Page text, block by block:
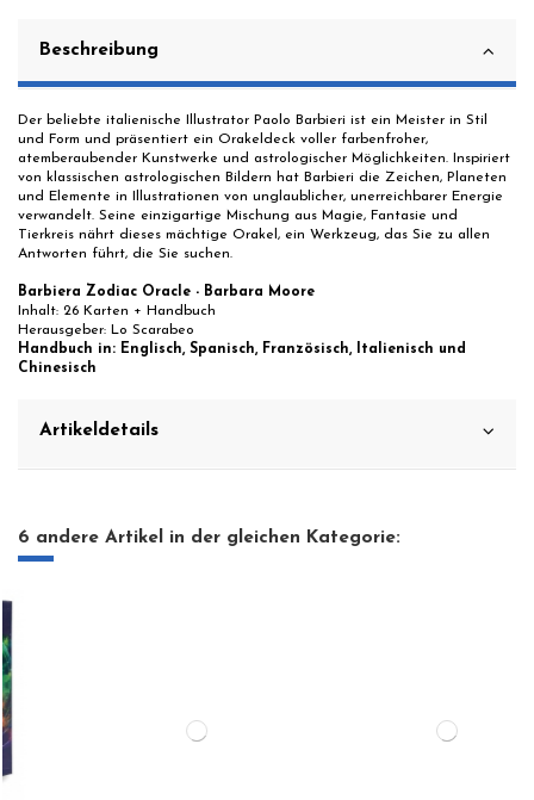
Beschreibung
Der beliebte italienische Illustrator Paolo Barbieri ist ein Meister in Stil
und Form und präsentiert ein Orakeldeck voller farbenfroher,
atemberaubender Kunstwerke und astrologischer Möglichkeiten. Inspiriert
von klassischen astrologischen Bildern hat Barbieri die Zeichen, Planeten
und Elemente in Illustrationen von unglaublicher, unerreichbarer Energie
verwandelt. Seine einzigartige Mischung aus Magie, Fantasie und
Tierkreis nährt dieses mächtige Orakel, ein Werkzeug, das Sie zu allen
Antworten führt, die Sie suchen.
Barbiera Zodiac Oracle - Barbara Moore
Inhalt: 26 Karten + Handbuch
Herausgeber: Lo Scarabeo
Handbuch in: Englisch, Spanisch, Französisch, Italienisch und
Chinesisch
Artikeldetails
6 andere Artikel in der gleichen Kategorie: